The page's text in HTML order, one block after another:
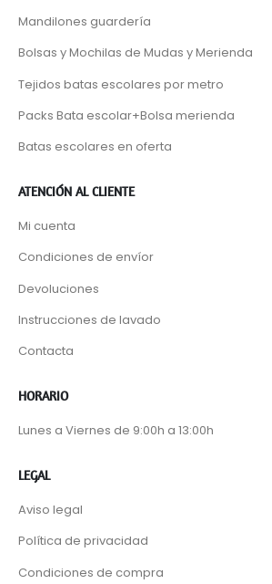
Mandilones guardería
Bolsas y Mochilas de Mudas y Merienda
Tejidos batas escolares por metro
Packs Bata escolar+Bolsa merienda
Batas escolares en oferta
ATENCIÓN AL CLIENTE
Mi cuenta
Condiciones de envíor
Devoluciones
Instrucciones de lavado
Contacta
HORARIO
Lunes a Viernes de 9:00h a 13:00h
LEGAL
Aviso legal
Política de privacidad
Condiciones de compra